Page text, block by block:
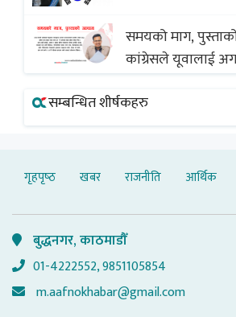
समयको माग,
कांग्रेसले यूवालाई
सम्बन्धित शीर्षकहरु
गृहपृष्‍ठ खबर राजनीति आर्थिक
बुद्धनगर, काठमाडौँ
01-4222552, 9851105854
m.aafnokhabar@gmail.com